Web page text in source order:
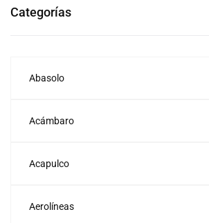
Categorías
Abasolo
Acámbaro
Acapulco
Aerolíneas